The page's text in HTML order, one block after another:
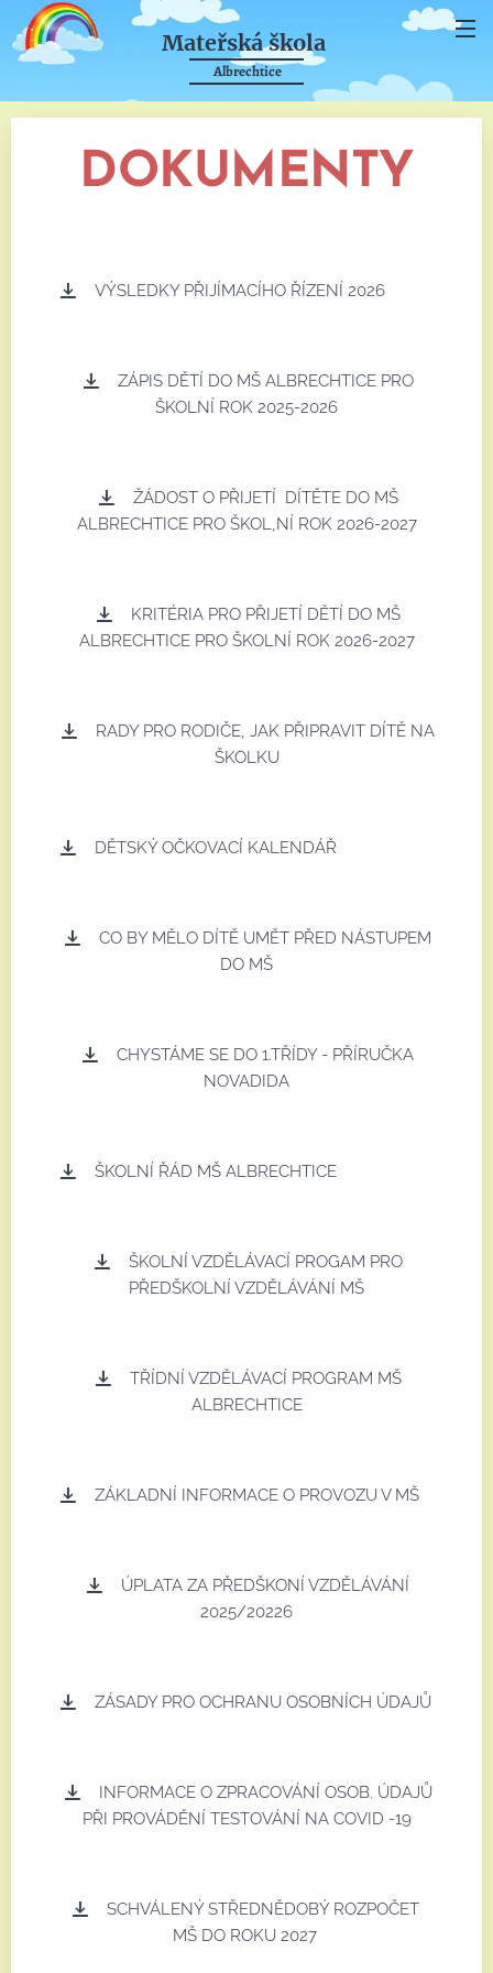
Mateřská škola
Albrechtice
DOKUMENTY
VÝSLEDKY PŘIJÍMACÍHO ŘÍZENÍ 2026
ZÁPIS DĚTÍ DO MŠ ALBRECHTICE PRO
ŠKOLNÍ ROK 2025-2026
ŽÁDOST O PŘIJETÍ DÍTĚTE DO MŠ
ALBRECHTICE PRO ŠKOL,NÍ ROK 2026-2027
KRITÉRIA PRO PŘIJETÍ DĚTÍ DO MŠ
ALBRECHTICE PRO ŠKOLNÍ ROK 2026-2027
RADY PRO RODIČE, JAK PŘIPRAVIT DÍTĚ NA
ŠKOLKU
DĚTSKÝ OČKOVACÍ KALENDÁŘ
CO BY MĚLO DÍTĚ UMĚT PŘED NÁSTUPEM
DO MŠ
CHYSTÁME SE DO 1.TŘÍDY - PŘÍRUČKA
NOVADIDA
ŠKOLNÍ ŘÁD MŠ ALBRECHTICE
ŠKOLNÍ VZDĚLÁVACÍ PROGAM PRO
PŘEDŠKOLNÍ VZDĚLÁVÁNÍ MŠ
TŘÍDNÍ VZDĚLÁVACÍ PROGRAM MŠ
ALBRECHTICE
ZÁKLADNÍ INFORMACE O PROVOZU V MŠ
ÚPLATA ZA PŘEDŠKONÍ VZDĚLÁVÁNÍ
2025/20226
ZÁSADY PRO OCHRANU OSOBNÍCH ÚDAJŮ
INFORMACE O ZPRACOVÁNÍ OSOB. ÚDAJŮ
PŘI PROVÁDĚNÍ TESTOVÁNÍ NA COVID -19
SCHVÁLENÝ STŘEDNĚDOBÝ ROZPOČET
MŠ DO ROKU 2027